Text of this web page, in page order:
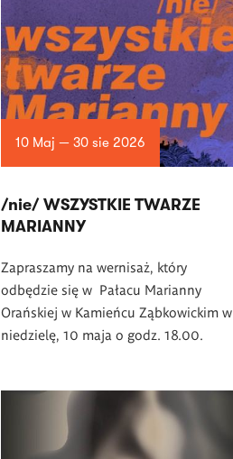
10 Maj — 30 sie 2026
/nie/ WSZYSTKIE TWARZE
MARIANNY
Zapraszamy na wernisaż, który
odbędzie się w Pałacu Marianny
Orańskiej w Kamieńcu Ząbkowickim w
niedzielę, 10 maja o godz. 18.00.